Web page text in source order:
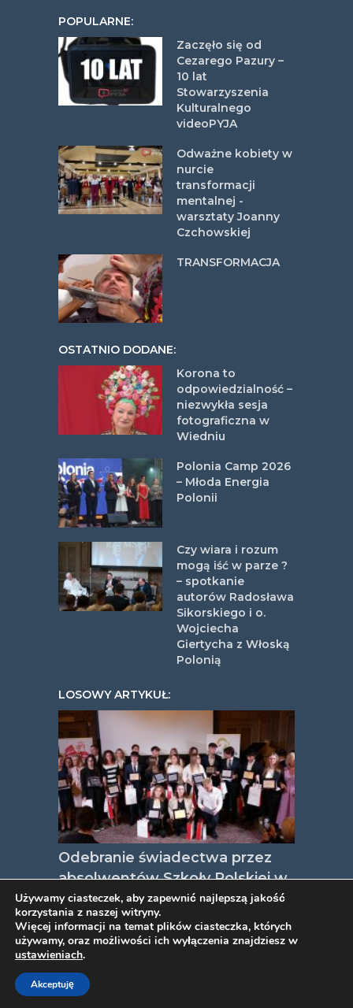
POPULARNE:
Zaczęło się od
Cezarego Pazury –
10 lat
Stowarzyszenia
Kulturalnego
videoPYJA
Odważne kobiety w
nurcie
transformacji
mentalnej -
warsztaty Joanny
Czchowskiej
TRANSFORMACJA
OSTATNIO DODANE:
Korona to
odpowiedzialność –
niezwykła sesja
fotograficzna w
Wiedniu
Polonia Camp 2026
– Młoda Energia
Polonii
Czy wiara i rozum
mogą iść w parze ?
– spotkanie
autorów Radosława
Sikorskiego i o.
Wojciecha
Giertycha z Włoską
Polonią
LOSOWY ARTYKUŁ:
Odebranie świadectwa przez
absolwentów Szkoły Polskiej w
Rzymie i Ostii przy Ambasadzie
RP w Rzymie
TWORZENIE STRON INTERNETOWYCH
Używamy ciasteczek, aby zapewnić najlepszą jakość
korzystania z naszej witryny.
Więcej informacji na temat plików ciasteczka, których
używamy, oraz możliwości ich wyłączenia znajdziesz w
ustawieniach.
Akceptuję